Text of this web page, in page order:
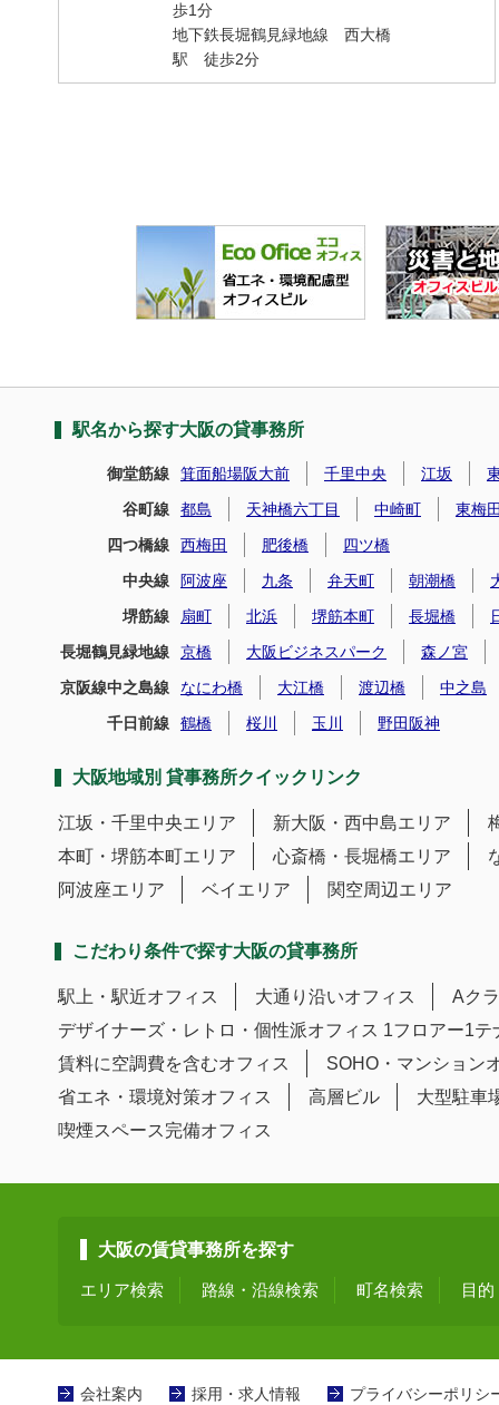
歩1分
地下鉄長堀鶴見緑地線 西大橋
駅 徒歩2分
駅名から探す大阪の貸事務所
御堂筋線 箕面船場阪大前 千里中央 江坂
谷町線
都島 天神橋六丁目 中崎町
東梅
四つ橋線
西梅田 肥後橋
四ツ橋
中央線
阿波座 九条 弁天町 朝潮橋
堺筋線
扇町 北浜 堺筋本町 長堀橋
長堀鶴見緑地線
京橋 大阪ビジネスパーク
森ノ宮
京阪線中之島線
なにわ橋 大江橋 渡辺橋
中之島
千日前線
鶴橋 桜川 玉川 野田阪神
大阪地域別 貸事務所クイックリンク
江坂・千里中央エリア 新大阪・西中島エリア
本町・堺筋本町エリア
心斎橋・長堀橋エリア
阿波座エリア
ベイエリア 関空周辺エリア
こだわり条件で探す大阪の貸事務所
駅上・駅近オフィス 大通り沿いオフィス
Aク
デザイナーズ・レトロ・個性派オフィス 1フロアー1テ
賃料に空調費を含むオフィス
SOHO・マンション
省エネ・環境対策オフィス
高層ビル
大型駐車
喫煙スペース完備オフィス
大阪の賃貸事務所を探す
エリア検索 路線・沿線検索 町名検索 目
会社案内 採用・求人情報 プライバシーポリシ